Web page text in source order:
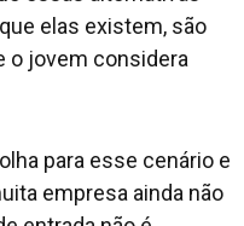
elas existem, são
o jovem considera
para esse cenário e
empresa ainda não